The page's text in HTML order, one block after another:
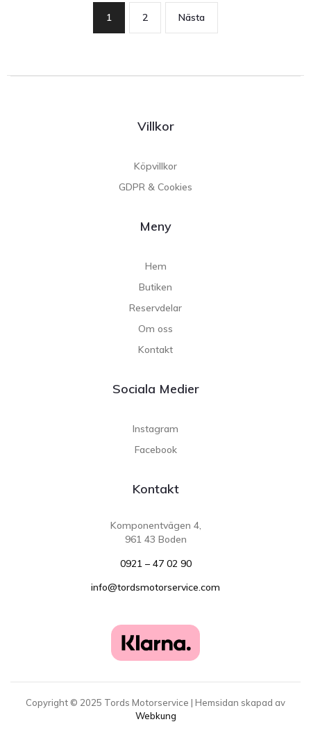
1 2 Nästa
Villkor
Köpvillkor
GDPR & Cookies
Meny
Hem
Butiken
Reservdelar
Om oss
Kontakt
Sociala Medier
Instagram
Facebook
Kontakt
Komponentvägen 4,
961 43 Boden
0921 – 47 02 90
info@tordsmotorservice.com
Copyright © 2025 Tords Motorservice | Hemsidan skapad av
Webkung